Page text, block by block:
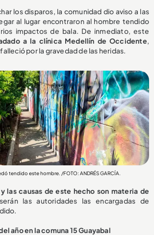
los disparos, la comunidad dio aviso a las
al lugar encontraron al hombre tendido
impactos de bala. De inmediato, este
a la clínica Medellín de Occidente,
por la gravedad de las heridas.
tendido este hombre. /FOTO: ANDRÉS GARCÍA.
las causas de este hecho son materia de
las autoridades las encargadas de
año en la comuna 15 Guayabal